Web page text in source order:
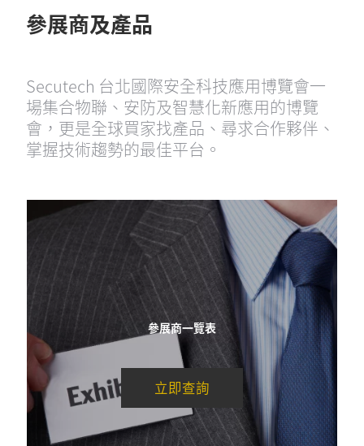
參展商及產品
Secutech 台北國際安全科技應用博覽會一
場集合物聯、安防及智慧化新應用的博覽
會，更是全球買家找產品、尋求合作夥伴、
掌握技術趨勢的最佳平台。
參展商一覽表
立即查詢